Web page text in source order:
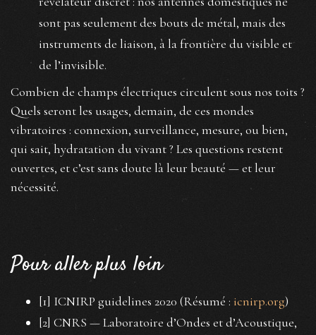
sont pas seulement des bouts de métal, mais des
instruments de liaison, à la frontière du visible et
de l’invisible.
Combien de champs électriques circulent sous nos toits ?
Quels seront les usages, demain, de ces mondes
vibratoires : connexion, surveillance, mesure, ou bien,
qui sait, hydratation du vivant ? Les questions restent
ouvertes, et c’est sans doute là leur beauté — et leur
nécessité.
Pour aller plus loin
[1] ICNIRP guidelines 2020 (Résumé : icnirp.org)
[2] CNRS — Laboratoire d’Ondes et d’Acoustique,